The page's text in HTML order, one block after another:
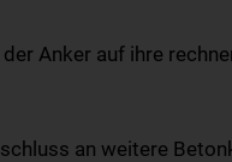
Anker auf ihre
an weitere